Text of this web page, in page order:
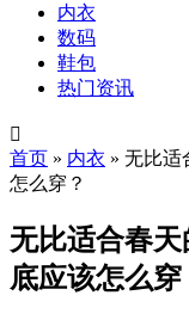
内衣
数码
鞋包
热门资讯

首页 » 内衣 » 无比适
怎么穿？
无比适合春天
底应该怎么穿